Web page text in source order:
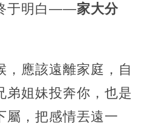
于明白——家大分
，應該遠離家庭，自
弟姐妹投奔你，也是
屬，把感情丟遠一